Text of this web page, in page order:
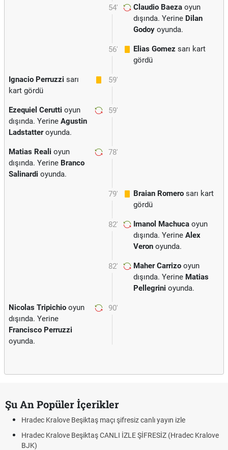
54' Claudio Baeza oyun
dışında. Yerine Dilan
Godoy oyunda.
56' Elias Gomez sarı kart
gördü
59'
Ignacio Perruzzi sarı
kart gördü
59'
Ezequiel Cerutti oyun
dışında. Yerine Agustin
Ladstatteroyunda.
78'
Matias Reali oyun
dışında. Yerine Branco
Salinardi oyunda.
79' Braian Romero sarı kart
gördü
82' Imanol Machuca oyun
dışında. Yerine Alex
Veron oyunda.
82' Maher Carrizo oyun
dışında. Yerine Matias
Pellegrini oyunda.
90'
Nicolas Tripichio oyun
dışında. Yerine
Francisco Perruzzi
oyunda.
Şu An Popüler İçerikler
Hradec Kralove Beşiktaş maçı şifresiz canlı yayın izle
Hradec Kralove Beşiktaş CANLI İZLE ŞİFRESİZ (Hradec Kralove
BJK)